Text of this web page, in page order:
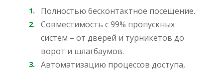
Полностью бесконтактное посещение.
Совместимость с 99% пропускных
систем – от дверей и турникетов до
ворот и шлагбаумов.
Автоматизацию процессов доступа,